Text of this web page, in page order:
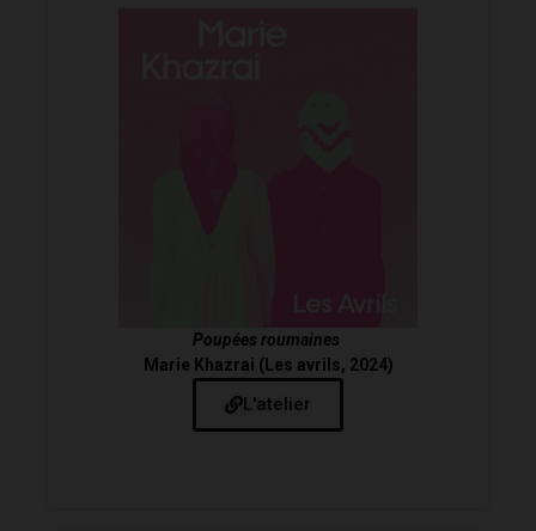
Poupées roumaines
Marie Khazrai (Les avrils, 2024)
L'atelier